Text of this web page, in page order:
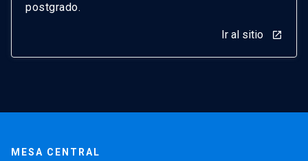
postgrado.
Ir al sitio launch
MESA CENTRAL